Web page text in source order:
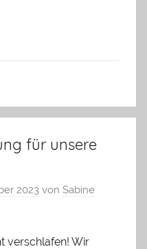
für unsere
2023 von Sabine
verschlafen! Wir